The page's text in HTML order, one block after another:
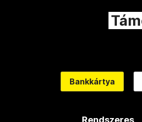
Bankkártya
Rendszeres